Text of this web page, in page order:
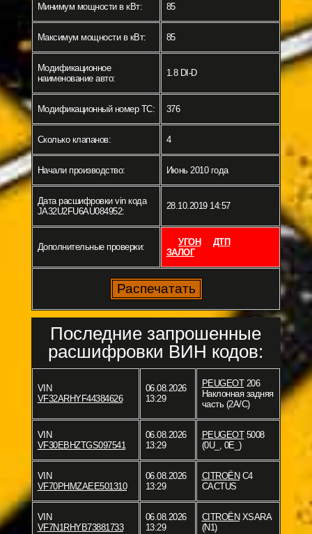
Минимум мощности в кВт: 85
Максимум мощности в кВт: 85
Модификационное
наименование авто:
1.8 DI-D
Модификационный номер ТС: 376
Сколько клапанов: 4
Начали производство: Июнь 2010 года
Дата расшифровки vin кода
JA32U2FU6AU084952:
28.10.2019 14:57
Дополнительные проверки: УГОН
ДТП
ЗАЛОГ
Последние запрошенные
расшифровки ВИН кодов:
VIN
VF32ARHYF44384626
06.08.2026
13:29
PEUGEOT206
Наклонная задняя
часть (2A/C)
VIN
VF30EBHZTGS097541
06.08.2026
13:29
PEUGEOT5008
(0U_, 0E_)
VIN
VF70PHMZAEE501310
06.08.2026
13:29
CITROËN C4
CACTUS
VIN
VF7N1RHYB73881733
06.08.2026
13:29
CITROËN XSARA
(N1)